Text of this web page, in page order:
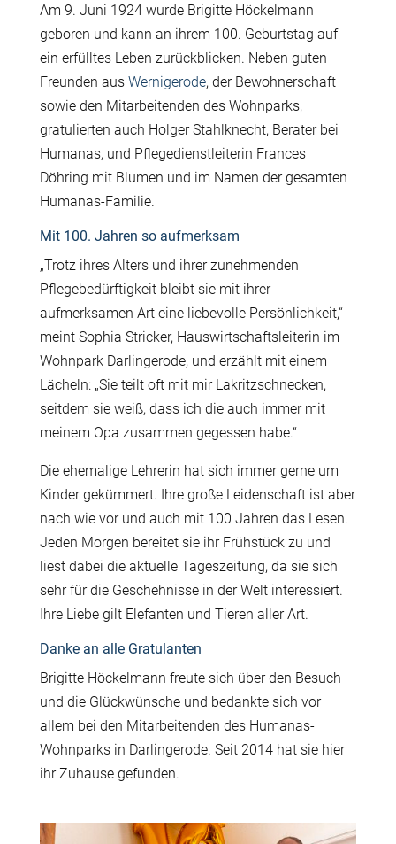
Am 9. Juni 1924 wurde Brigitte Höckelmann
geboren und kann an ihrem 100. Geburtstag auf
ein erfülltes Leben zurückblicken. Neben guten
Freunden aus Wernigerode, der Bewohnerschaft
sowie den Mitarbeitenden des Wohnparks,
gratulierten auch Holger Stahlknecht, Berater bei
Humanas, und Pflegedienstleiterin Frances
Döhring mit Blumen und im Namen der gesamten
Humanas-Familie.
Mit 100. Jahren so aufmerksam
„Trotz ihres Alters und ihrer zunehmenden
Pflegebedürftigkeit bleibt sie mit ihrer
aufmerksamen Art eine liebevolle Persönlichkeit,“
meint Sophia Stricker, Hauswirtschaftsleiterin im
Wohnpark Darlingerode, und erzählt mit einem
Lächeln: „Sie teilt oft mit mir Lakritzschnecken,
seitdem sie weiß, dass ich die auch immer mit
meinem Opa zusammen gegessen habe.“
Die ehemalige Lehrerin hat sich immer gerne um
Kinder gekümmert. Ihre große Leidenschaft ist aber
nach wie vor und auch mit 100 Jahren das Lesen.
Jeden Morgen bereitet sie ihr Frühstück zu und
liest dabei die aktuelle Tageszeitung, da sie sich
sehr für die Geschehnisse in der Welt interessiert.
Ihre Liebe gilt Elefanten und Tieren aller Art.
Danke an alle Gratulanten
Brigitte Höckelmann freute sich über den Besuch
und die Glückwünsche und bedankte sich vor
allem bei den Mitarbeitenden des Humanas-
Wohnparks in Darlingerode. Seit 2014 hat sie hier
ihr Zuhause gefunden.